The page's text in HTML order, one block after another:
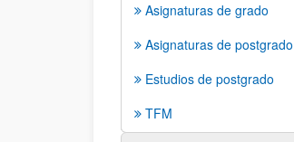
Asignaturas de grado
Asignaturas de postgrado
Estudios de postgrado
TFM